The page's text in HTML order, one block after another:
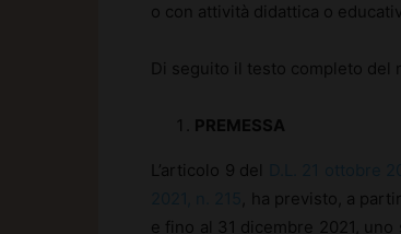
o con attività didattica o
Di seguito il testo completo del
PREMESSA
L’articolo 9 del
, ha previsto, a
e fino al 31 dicembre 2021,